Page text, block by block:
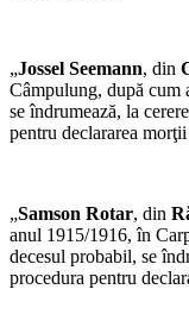
„Jossel Seemann, din
Câmpulung, după cum
se îndrumează, la
pentru declararea
„Samson Rotar, din
anul 1915/1916, în
decesul probabil, se
procedura pentru